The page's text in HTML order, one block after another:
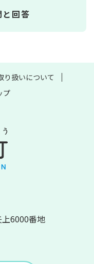
と回答
り扱いについて
プ
6000番地